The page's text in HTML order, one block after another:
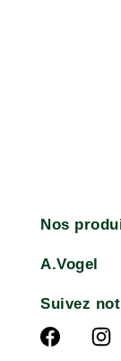
Nos
A.Vogel
Suivez